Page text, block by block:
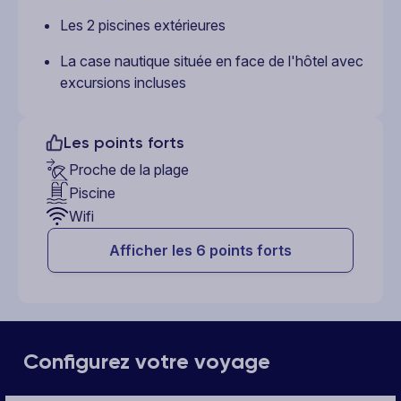
Les 2 piscines extérieures
La case nautique située en face de l'hôtel avec
excursions incluses
Les points forts
Proche de la plage
Piscine
Wifi
Afficher les 6 points forts
Configurez votre voyage